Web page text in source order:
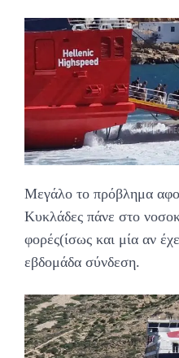
Μεγάλο το πρόβλημα
Κυκλάδες πάνε στο
φορές(ίσως και μία αν
εβδομάδα σύνδεση.